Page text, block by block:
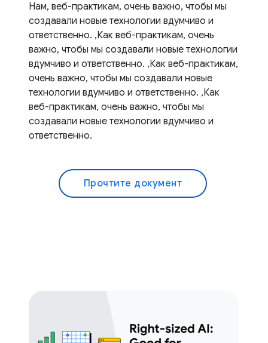
Нам, веб-практикам, очень важно, чтобы мы
создавали новые технологии вдумчиво и
ответственно. ,Как веб-практикам, очень
важно, чтобы мы создавали новые технологии
вдумчиво и ответственно. ,Как веб-практикам,
очень важно, чтобы мы создавали новые
технологии вдумчиво и ответственно. ,Как
веб-практикам, очень важно, чтобы мы
создавали новые технологии вдумчиво и
ответственно.
Прочтите документ